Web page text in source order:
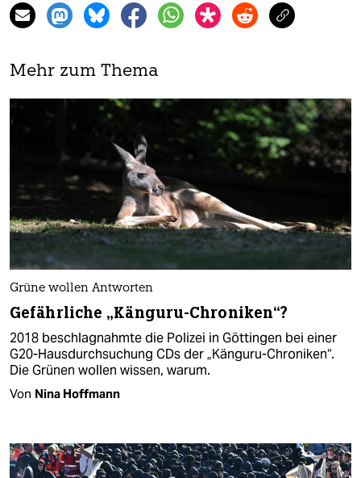
Mehr zum Thema
Grüne wollen Antworten
Gefährliche „Känguru-Chroniken“?
2018 beschlagnahmte die Polizei in Göttingen bei einer
G20-Hausdurchsuchung CDs der „Känguru-Chroniken“.
Die Grünen wollen wissen, warum.
Von Nina Hoffmann